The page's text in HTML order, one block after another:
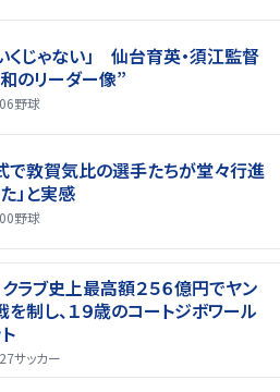
くじゃない」 仙台育英・須江監督
のリーダー像”
野球
で敦賀気比の選手たちが堂々行進
」と実感
野球
クラブ史上最高額２５６億円でヤン
制し、１９歳のコートジボワール
サッカー